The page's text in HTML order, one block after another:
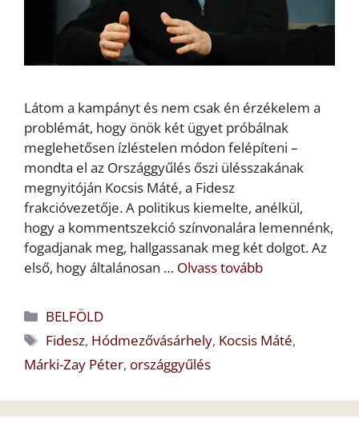
Látom a kampányt és nem csak én érzékelem a
problémát, hogy önök két ügyet próbálnak
meglehetősen ízléstelen módon felépíteni –
mondta el az Országgyűlés őszi ülésszakának
megnyitóján Kocsis Máté, a Fidesz
frakcióvezetője. A politikus kiemelte, anélkül,
hogy a kommentszekció színvonalára lemennénk,
fogadjanak meg, hallgassanak meg két dolgot. Az
első, hogy általánosan … Olvass tovább
Kategória
BELFÖLD
Címkék
Fidesz, Hódmezővásárhely, Kocsis Máté,
Márki-Zay Péter, országgyűlés